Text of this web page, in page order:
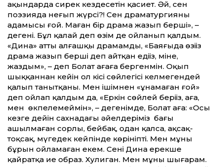
ақындарда сирек кездесетін қасиет. Әй, сен
поэзияда неғып жүрсің?! Сен драматургияның
адамысың ғой. Маған бір драма жазып берші», –
дегені. Бұл қалай деп өзім де ойланып қалдым.
«Дина» атты алғашқы драмамды, «Баяғыда өзіңіз
драма жазып берші деп айтқан едіңіз, міне,
жаздым», – деп Болат ағаға бергенмін. Оқып
шыққаннан кейін ол кісі сөйлегісі келмегендей
қалып танытқаны. Мен ішімнен «ұнамаған ғой»
деп ойлап қалдым да, «Еркін сөйлей беріңіз, аға,
мен өкпелемеймін», – дегенімде, Болат аға: «Осы
кезге дейін сахнадағы әйелдеріміз бағы
ашылмаған сорлы, бейбақ, одан қалса, ақсақ-
тоқсақ, мүгедек кейпінде көрініпті. Мен мұны
бұрын ойламаған екем. Сенің Динаң ерекше
қайратқа ие образ. Хулиган. Мен мұны шығарам.